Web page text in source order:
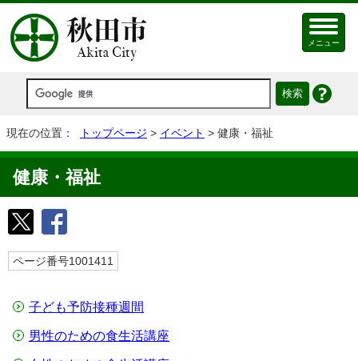
メニュー
現在の位置： トップページ > イベント > 健康・福祉
健康・福祉
ページ番号1001411
子ども予防接種週間
男性のための食生活講座